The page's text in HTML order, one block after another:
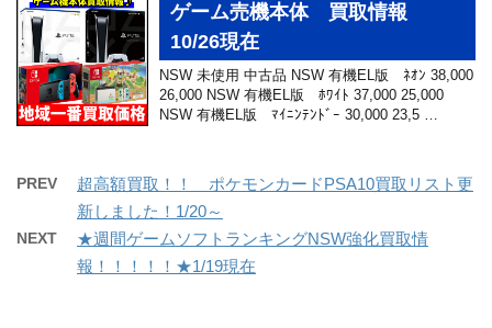
ゲーム売機本体 買取情報
10/26現在
NSW 未使用 中古品 NSW 有機EL版 ﾈｵﾝ 38,000
26,000 NSW 有機EL版 ﾎﾜｲﾄ 37,000 25,000
NSW 有機EL版 ﾏｲﾆﾝﾃﾝﾄﾞｰ 30,000 23,5 …
PREV
超高額買取！！ ポケモンカードPSA10買取リスト更
新しました！1/20～
NEXT
★週間ゲームソフトランキングNSW強化買取情
報！！！！！★1/19現在